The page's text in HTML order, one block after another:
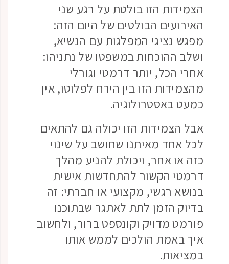
הצמידות הזו בולטת על רגע שני
האירועים הבולטים של היום הזה:
מפגש נציגי המפלגות עם הנשיא,
ושלב ההוכחות במשפטו של נתניהו:
אחרי הכל, יותר דרמטי וגורלי
מהצמידות הזו בין הירח לפלוטו, אין
כמעט באסטרולוגיה.
אבל הצמידות הזו יכולה גם להתאים
לכל אחד מאיתנו שחושב על שינוי
כזה או אחר, ויכולת להניע מהלך
דרמטי הקשור להתחדשות אישית
בנושא רגשי, מקצועי או חברתי: זה
בדיוק הזמן לתת לאתגר שבתוכנו
פורמט מדויק וקונספט ברור, ולחשוב
איך באמת הולכים לממש אותו
במציאות.